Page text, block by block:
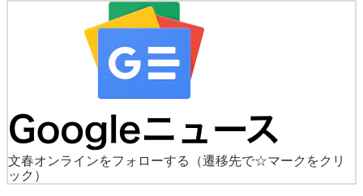
文春オンラインをフォローする
（遷移先で☆マークをクリ
ック）